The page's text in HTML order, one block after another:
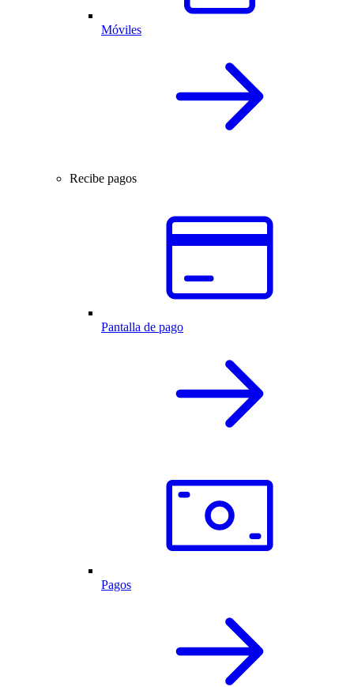
Móviles
Recibe pagos
Pantalla de pago
Pagos